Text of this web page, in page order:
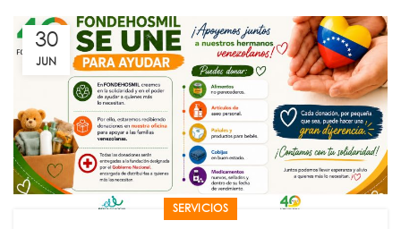
30
JUN
SERVICIOS